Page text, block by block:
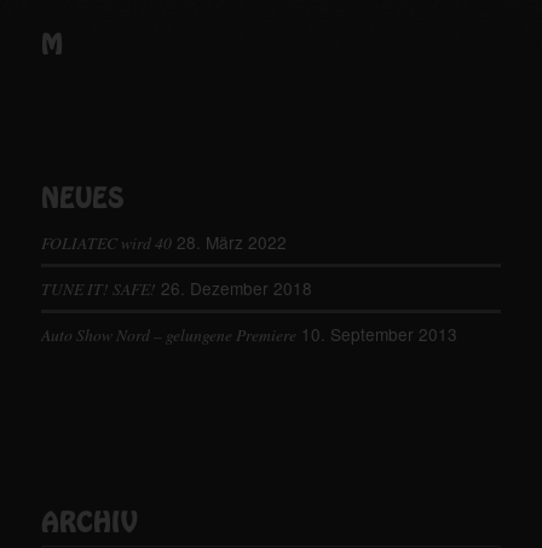
M
NEUES
FOLIATEC wird 40 28. März 2022
TUNE IT! SAFE! 26. Dezember 2018
Auto Show Nord – gelungene Premiere 10. September 2013
ARCHIV